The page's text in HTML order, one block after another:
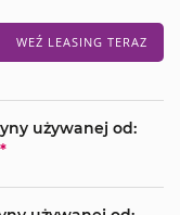
WEŹ LEASING TERAZ
używanej od:
*